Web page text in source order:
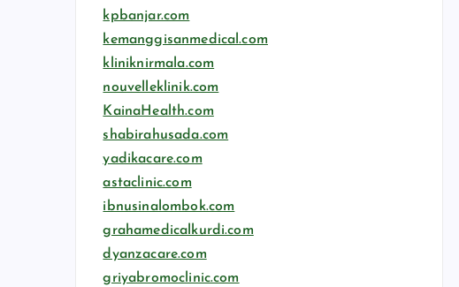
kpbanjar.com
kemanggisanmedical.com
kliniknirmala.com
nouvelleklinik.com
KainaHealth.com
shabirahusada.com
yadikacare.com
astaclinic.com
ibnusinalombok.com
grahamedicalkurdi.com
dyanzacare.com
griyabromoclinic.com